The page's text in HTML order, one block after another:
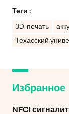
Теги :
3D-печать
Техасский
Избранное
NFCI